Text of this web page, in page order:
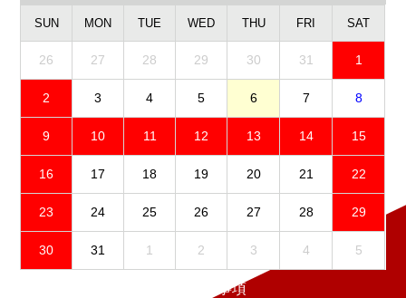
SUN MON TUE WED THU FRI SAT
26 27 28 29 30 31 1
2 3 4 5 6 7 8
9 10 11 12 13 14 15
16 17 18 19 20 21 22
23 24 25 26 27 28 29
30 31 1 2 3 4 5
免責事項